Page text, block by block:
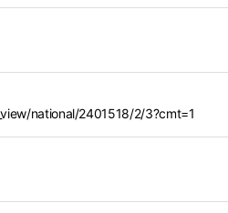
national/2401518/2/3?cmt=1